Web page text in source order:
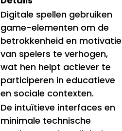
Digitale spellen gebruiken
game-elementen om de
betrokkenheid en motivatie
van spelers te verhogen,
wat hen helpt actiever te
participeren in educatieve
en sociale contexten.
De intuïtieve interfaces en
minimale technische